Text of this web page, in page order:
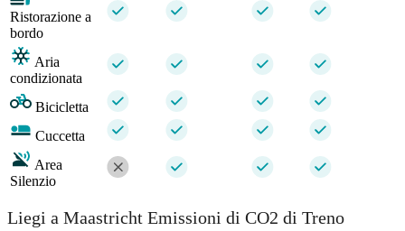
Ristorazione a
bordo
Aria
condizionata
Bicicletta
Cuccetta
Area
Silenzio
Liegi a Maastricht Emissioni di CO2 di Treno